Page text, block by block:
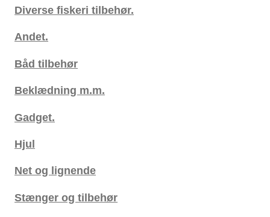
Diverse fiskeri tilbehør.
Andet.
Båd tilbehør
Beklædning m.m.
Gadget.
Hjul
Net og lignende
Stænger og tilbehør